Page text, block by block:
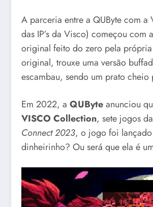
A parceria entre a QUByte com a
das IP’s da Visco) começou com
original feito do zero pela própria
original, trouxe uma versão
escambau, sendo um prato cheio
Em 2022, a QUByteanunciou
VISCO Collection, sete jogos
Connect 2023, o jogo foi lançado
dinheirinho? Ou será que ela é